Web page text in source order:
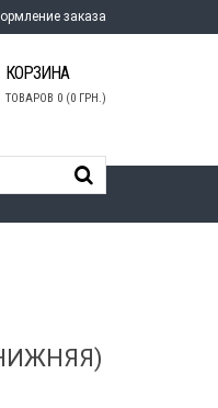
заказа
КОРЗИНА
ТОВАРОВ 0 (0 ГРН.)